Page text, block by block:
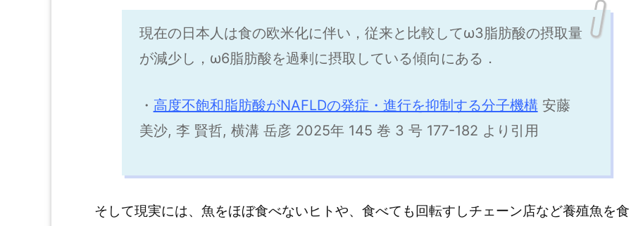
現在の日本人は食の欧米化に伴い，従来と比較してω3脂肪酸の摂取量
が減少し，ω6脂肪酸を過剰に摂取している傾向にある．
・ 高度不飽和脂肪酸がNAFLDの発症・進行を抑制する分子機構 安藤
美沙, 李 賢哲, 横溝 岳彦 2025年 145 巻 3 号 177-182 より引用
そして現実には、魚をほぼ食べないヒトや、食べても回転すしチェーン店など養殖魚を食